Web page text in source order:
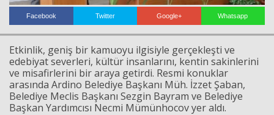
Facebook Twitter Google+ Whatsapp
Etkinlik, geniş bir kamuoyu ilgisiyle gerçekleşti ve
edebiyat severleri, kültür insanlarını, kentin sakinlerini
ve misafirlerini bir araya getirdi. Resmi konuklar
arasında Ardino Belediye Başkanı Müh. İzzet Şaban,
Belediye Meclis Başkanı Sezgin Bayram ve Belediye
Başkan Yardımcısı Necmi Mümünhocov yer aldı.